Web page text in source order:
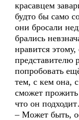
красавцем
будто бы само
они бросали
брались
нравится
представителю
попробовать
тем, с кем она,
сможет
что он
– Может быть,